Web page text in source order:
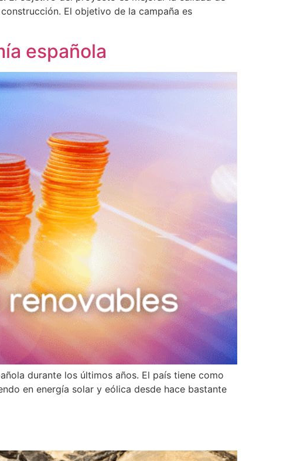
El objetivo de la campaña es
española
durante los últimos años. El país tiene como
en energía solar y eólica desde hace bastante